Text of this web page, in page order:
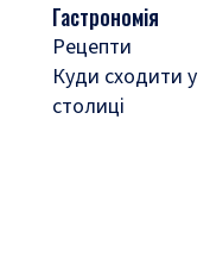
Гастрономія
Рецепти
Куди сходити у
столиці